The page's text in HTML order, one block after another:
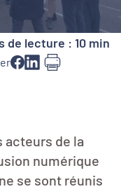
de lecture : 10 min
acteurs de la
numérique
se sont réunis